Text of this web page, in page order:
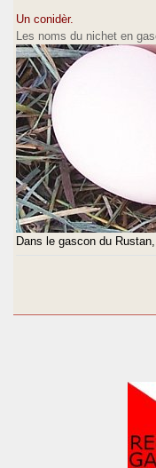
Un conidèr.
Les noms du nichet en
Dans le gascon du